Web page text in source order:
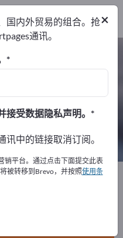
商和供应商
25
经销商25
服务提供商3
登廣告！
>> 由此開始
×
国内外贸易的组合。抢
通讯。
受数据隐私声明。
中的链接取消订阅。
销平台。通过点击下面提交此表
被转移到Brevo，并按照使用条